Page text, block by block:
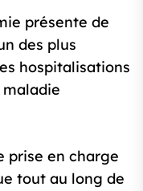
présente de
des plus
hospitalisations
prise en charge
tout au long de